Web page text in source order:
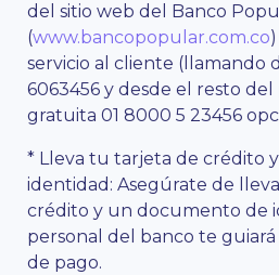
del sitio web del Banco
(www.bancopopular.com.co
servicio al cliente (llamando
6063456 y desde el resto del
gratuita 01 8000 5 23456
* Lleva tu tarjeta de crédito
identidad: Asegúrate de
crédito y un documento de
personal del banco te
de pago.